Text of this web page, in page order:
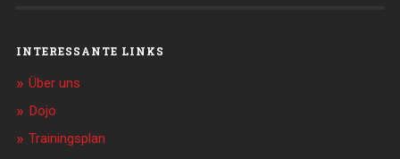
INTERESSANTE LINKS
Über uns
Dojo
Trainingsplan